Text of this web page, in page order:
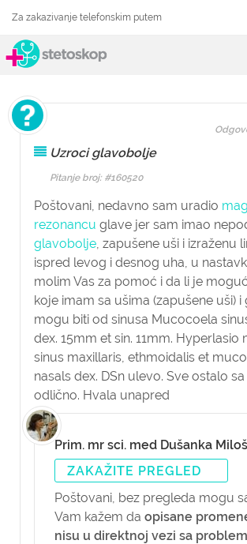
Za zakazivanje telefonskim putem
Uzroci glavobolje
Pitanje broj: #160520
Poštovani, nedavno sam uradio
rezonancu glave jer sam imao
glavobolje, zapušene uši i izraženu
ispred levog i desnog uha, u
molim Vas za pomoć i da li je
koje imam sa ušima (zapušene uši)
mogu biti od sinusa Mucocoela
dex. 15mm et sin. 11mm. Hyperlasio
sinus maxillaris, ethmoidalis et
nasals dex. DSn ulevo. Sve ostalo
odlično. Hvala unapred
Prim. mr sci. med Dušanka
ZAKAŽITE PREGLED
Poštovani, bez pregleda mogu
Vam kažem da opisane
nisu u direktnoj vezi sa